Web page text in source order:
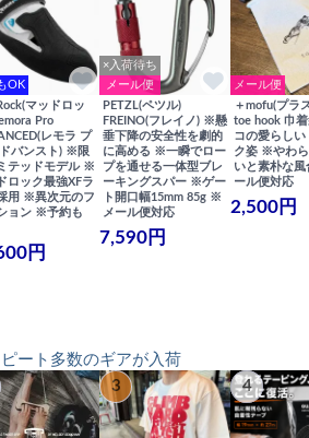
OK
マッドロッ
Pro
レモラ プ
バンスト) ※限
テッドモデル ※
ロック最強XFラ
用 ※異次元のフ
ョン ※予約も
円
×入荷待ち
メール便
PETZL(ペツル)
FREINO(フレイノ) ※懸
垂下降の安全性を劇的
に高める ※一瞬でロー
プを通せる一体型ブレ
ーキングスパー ※ゲー
ト開口幅15mm 85g ※
メール便対応
7,590円
メール便
＋mofu(プラ
toe hook 巾
コの愛らしい
ク姿 ※やわ
いと素朴な
ール便対応
2,500円
ート多数のギアが入荷
3 4